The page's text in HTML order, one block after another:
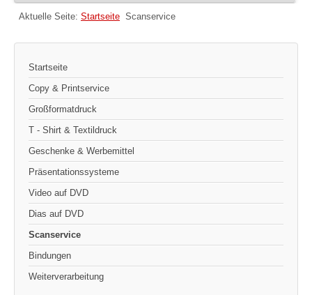
Aktuelle Seite: Startseite Scanservice
Startseite
Copy & Printservice
Großformatdruck
T - Shirt & Textildruck
Geschenke & Werbemittel
Präsentationssysteme
Video auf DVD
Dias auf DVD
Scanservice
Bindungen
Weiterverarbeitung